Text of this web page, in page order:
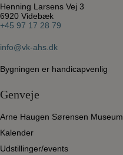
Henning Larsens Vej 3
6920 Videbæk
+45 97 17 28 79
info@vk-ahs.dk
Bygningen er handicapvenlig
Genveje
Arne Haugen Sørensen Museum
Kalender
Udstillinger/events